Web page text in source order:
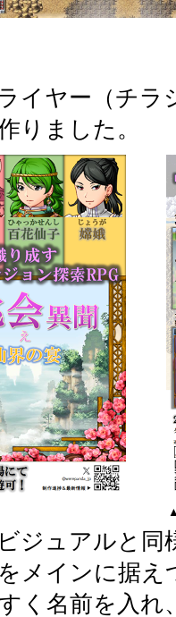
イヤー（チラ
りました。
ジュアルと同
メインに据え
く名前を入れ